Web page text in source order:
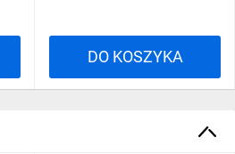
DO KOSZYKA